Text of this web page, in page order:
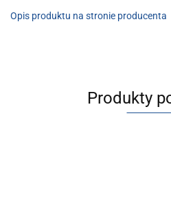
Opis produktu na stronie producenta
Produkty